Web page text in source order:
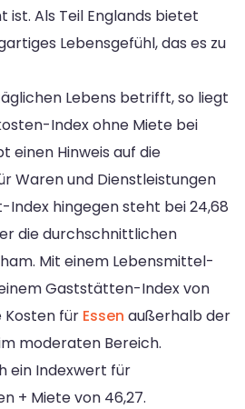
Als Teil Englands bietet
Lebensgefühl, das es zu
Lebens betrifft, so liegt
Index ohne Miete bei
einen Hinweis auf die
Waren und Dienstleistungen
Index hingegen steht bei 24,68
die durchschnittlichen
Mit einem Lebensmittel-
Gaststätten-Index von
Kosten für Essen außerhalb der
moderaten Bereich.
ein Indexwert für
+ Miete von 46,27.